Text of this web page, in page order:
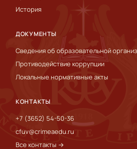
История
ДОКУМЕНТЫ
Сведения об образовательной
Противодействие коррупции
Локальные нормативные акты
КОНТАКТЫ
+7 (3652) 54-50-36
cfuv@crimeaedu.ru
Все контакты →